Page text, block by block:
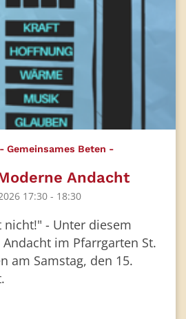
Gemeinsames Beten -
Andacht
17:30 - 18:30
nicht!" - Unter diesem
im Pfarrgarten St.
am Samstag, den 15.